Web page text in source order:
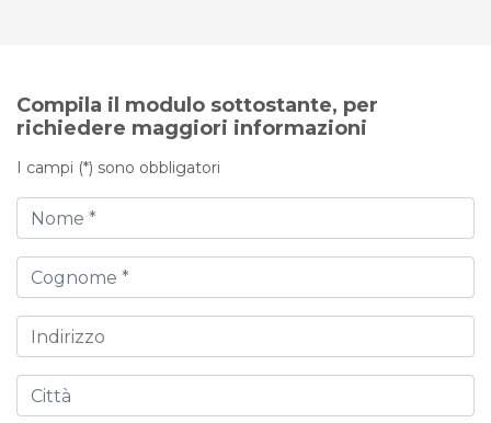
Compila il modulo sottostante, per
richiedere maggiori informazioni
I campi (*) sono obbligatori
Nome
Cognome
Indirizzo
Città